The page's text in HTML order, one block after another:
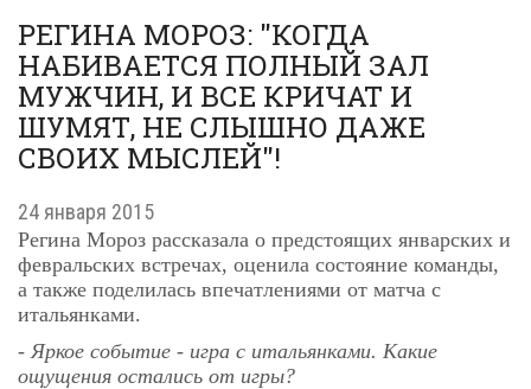
РЕГИНА МОРОЗ: "КОГДА
НАБИВАЕТСЯ ПОЛНЫЙ ЗАЛ
МУЖЧИН, И ВСЕ КРИЧАТ И
ШУМЯТ, НЕ СЛЫШНО ДАЖЕ
СВОИХ МЫСЛЕЙ"!
24 января 2015
Регина Мороз рассказала о предстоящих январских и
февральских встречах, оценила состояние команды,
а также поделилась впечатлениями от матча с
итальянками.
- Яркое событие - игра с итальянками. Какие
ощущения остались от игры?